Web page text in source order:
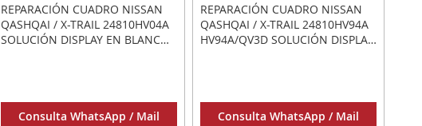
REPARACIÓN CUADRO NISSAN
QASHQAI / X-TRAIL 24810HV04A
SOLUCIÓN DISPLAY EN BLANCO
Consulta WhatsApp / Mail
REPARACIÓN CUADRO NISSAN
QASHQAI / X-TRAIL 24810HV94A
HV94A/QV3D SOLUCIÓN DISPLAY
Consulta WhatsApp / Mail